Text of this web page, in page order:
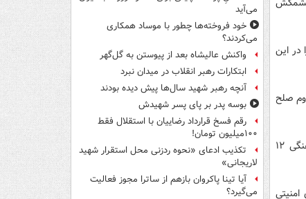
در این
صلح
اوجالان و اعضای حزب ممنوعه پ‌ک‌ک، از دولت ترکیه خواسته‌اند حقوق سیاسی و فرهنگی ۱۲
امنیتی
می‌آید
خود فروخته‌ها چطور با موساد همکاری
می‌کردند؟
واکنش عالیشاه بعد از پیوستن به گل‌گهر
ابتکارات رهبر انقلاب در میدان نبرد
آنچه رهبر شهید سال‌ها پیش دیده بودند
بوسه‌ پدر بر پای پسر شهیدش
رقم فسخ قرارداد رضاییان با استقلال فقط
۱۰۰میلیون تومان!
تکذیب ادعای «نحوه ردزنی محل استقرار شهید
لاریجانی»
آیا تینا پاکروان بازهم از ساترا مجوز فعالیت
می‌گیرد؟